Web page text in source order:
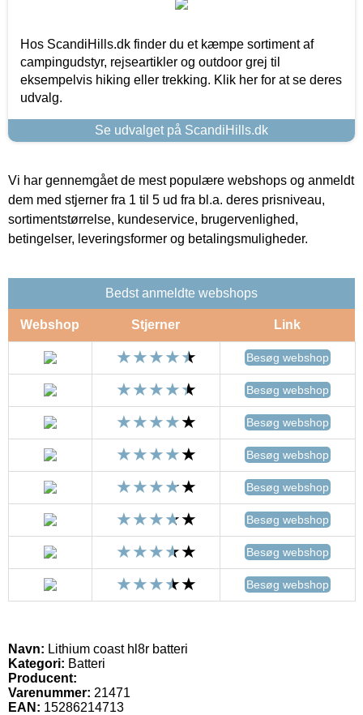
Hos ScandiHills.dk finder du et kæmpe sortiment af
campingudstyr, rejseartikler og outdoor grej til
eksempelvis hiking eller trekking. Klik her for at se deres
udvalg.
Se udvalget på ScandiHills.dk
Vi har gennemgået de mest populære webshops og anmeldt
dem med stjerner fra 1 til 5 ud fra bl.a. deres prisniveau,
sortimentstørrelse, kundeservice, brugervenlighed,
betingelser, leveringsformer og betalingsmuligheder.
Bedst anmeldte webshops
Webshop Stjerner Link
Besøg webshop
Besøg webshop
Besøg webshop
Besøg webshop
Besøg webshop
Besøg webshop
Besøg webshop
Besøg webshop
Navn: Lithium coast hl8r batteri
Kategori: Batteri
Producent:
Varenummer: 21471
EAN: 15286214713